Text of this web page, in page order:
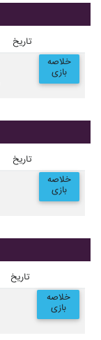
تاریخ
خلاصه
بازی
تاریخ
خلاصه
بازی
تاریخ
خلاصه
بازی